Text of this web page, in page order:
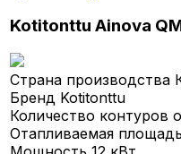
Kotitonttu Ainova
Страна производства
Бренд Kotitonttu
Количество контуров
Отапливаемая